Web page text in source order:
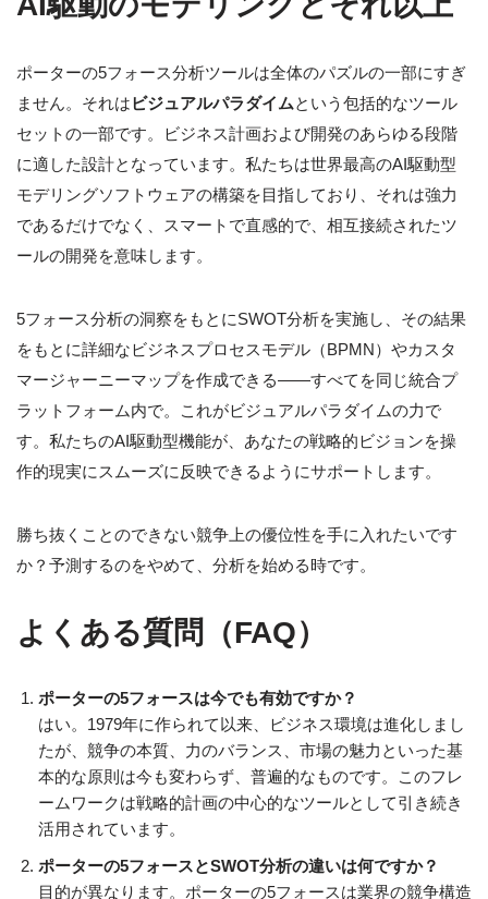
ポーターの5フォース分析ツールは全体のパズルの一部にすぎ
ません。それはビジュアルパラダイムという包括的なツール
セットの一部です。ビジネス計画および開発のあらゆる段階
に適した設計となっています。私たちは世界最高のAI駆動型
モデリングソフトウェアの構築を目指しており、それは強力
であるだけでなく、スマートで直感的で、相互接続されたツ
ールの開発を意味します。
5フォース分析の洞察をもとにSWOT分析を実施し、その結果
をもとに詳細なビジネスプロセスモデル（BPMN）やカスタ
マージャーニーマップを作成できる——すべてを同じ統合プ
ラットフォーム内で。これがビジュアルパラダイムの力で
す。私たちのAI駆動型機能が、あなたの戦略的ビジョンを操
作的現実にスムーズに反映できるようにサポートします。
勝ち抜くことのできない競争上の優位性を手に入れたいです
か？予測するのをやめて、分析を始める時です。
よくある質問（FAQ）
ポーターの5フォースは今でも有効ですか？
はい。1979年に作られて以来、ビジネス環境は進化しまし
たが、競争の本質、力のバランス、市場の魅力といった基
本的な原則は今も変わらず、普遍的なものです。このフレ
ームワークは戦略的計画の中心的なツールとして引き続き
活用されています。
ポーターの5フォースとSWOT分析の違いは何ですか？
目的が異なります。ポーターの5フォースは業界の競争構造